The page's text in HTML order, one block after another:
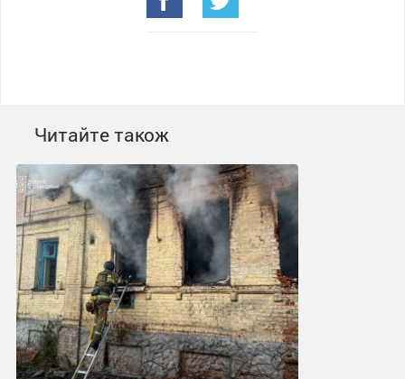
Читайте також